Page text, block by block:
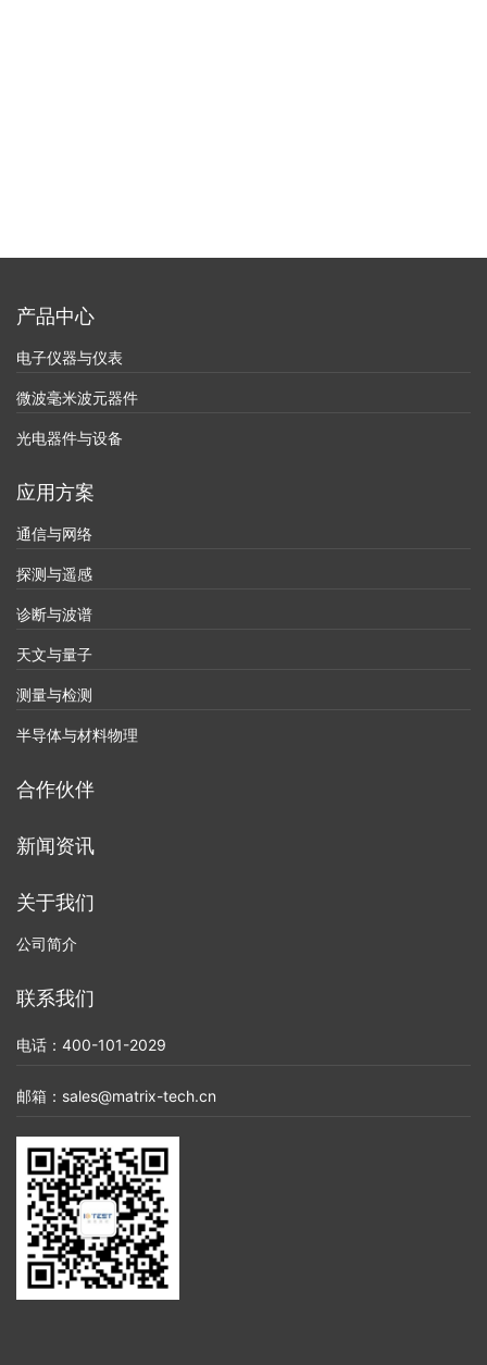
产品中心
电子仪器与仪表
微波毫米波元器件
光电器件与设备
应用方案
通信与网络
探测与遥感
诊断与波谱
天文与量子
测量与检测
半导体与材料物理
合作伙伴
新闻资讯
关于我们
公司简介
联系我们
电话：400-101-2029
邮箱：sales@matrix-tech.cn